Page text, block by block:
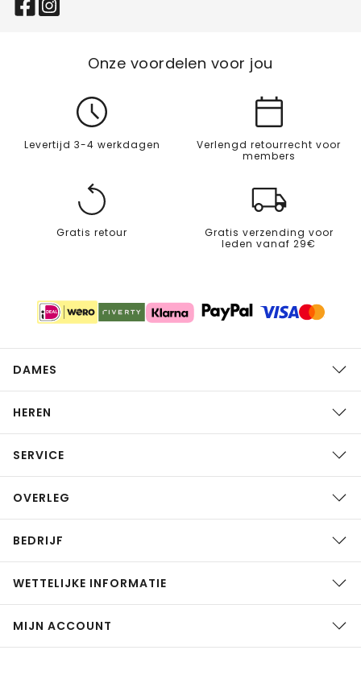
Onze voordelen voor jou
Levertijd 3-4 werkdagen
Verlengd retourrecht voor
members
Gratis retour
Gratis verzending voor
leden vanaf 29€
DAMES
HEREN
SERVICE
OVERLEG
BEDRIJF
WETTELIJKE INFORMATIE
MIJN ACCOUNT